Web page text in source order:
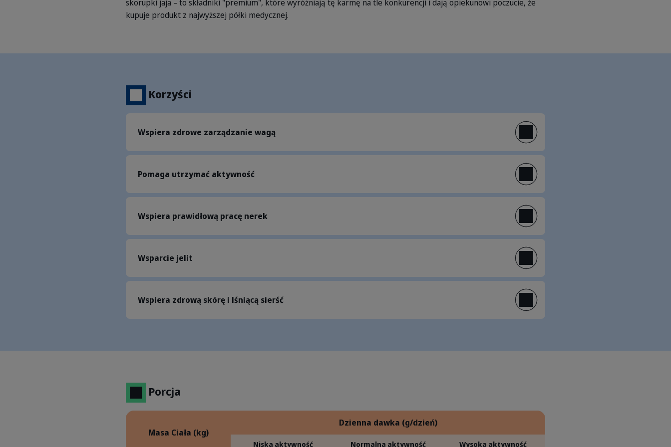
skorupki jaja – to składniki "premium", które wyróżniają tę karmę na tle konkurencji i dają opiekunowi poczucie, że
kupuje produkt z najwyższej półki medycznej.
Korzyści
Wspiera zdrowe zarządzanie wagą
Pomaga utrzymać aktywność
Wspiera prawidłową pracę nerek
Wsparcie jelit
Wspiera zdrową skórę i lśniącą sierść
Porcja
Masa Ciała (kg)
Dzienna dawka (g/dzień)
Niska aktywność Normalna aktywność Wysoka aktywność